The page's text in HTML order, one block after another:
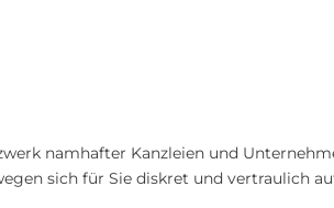
namhafter Kanzleien und
sich für Sie diskret und vertraulich